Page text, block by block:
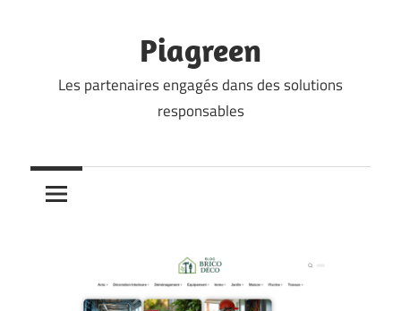
Piagreen
Les partenaires engagés dans des solutions
responsables